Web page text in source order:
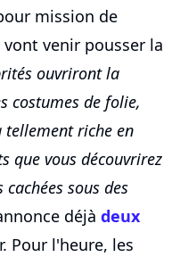
mission de
venir pousser la
ouvriront la
costumes de folie,
riche en
que vous découvrirez
sous des
déjà deux
Pour l'heure, les